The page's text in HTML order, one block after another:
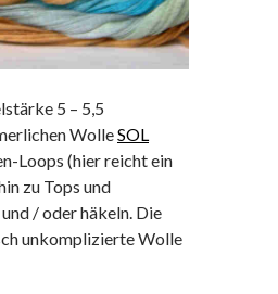
5 – 5,5
WolleSOL
Loops (hier reicht ein
zu Tops und
/ oder häkeln. Die
unkomplizierte Wolle